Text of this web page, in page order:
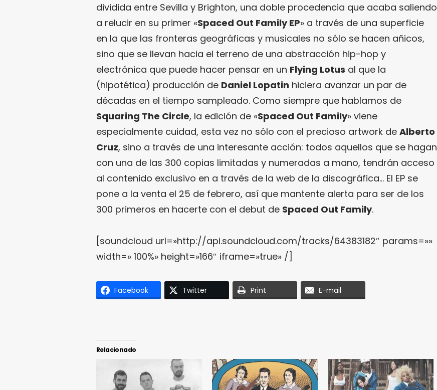
dividida entre Sevilla y Brighton, una doble procedencia que acaba saliendo
a relucir en su primer «Spaced Out Family EP» a través de una superficie
en la que las fronteras geográficas y musicales no sólo se hacen añicos,
sino que se llevan hacia el terreno de una abstracción hip-hop y
electrónica que puede hacer pensar en un Flying Lotus al que la
(hipotética) producción de Daniel Lopatin hiciera avanzar un par de
décadas en el tiempo sampleado. Como siempre que hablamos de
Squaring The Circle, la edición de «Spaced Out Family» viene
especialmente cuidad, esta vez no sólo con el precioso artwork de Alberto
Cruz, sino a través de una interesante acción: todos aquellos que se hagan
con una de las 300 copias limitadas y numeradas a mano, tendrán acceso
al contenido exclusivo en a través de la web de la discográfica… El EP se
pone a la venta el 25 de febrero, así que mantente alerta para ser de los
300 primeros en hacerte con el debut de Spaced Out Family.
[soundcloud url=»http://api.soundcloud.com/tracks/64383182″ params=»»
width=» 100%» height=»166″ iframe=»true» /]
Facebook Twitter Print E-mail
Relacionado